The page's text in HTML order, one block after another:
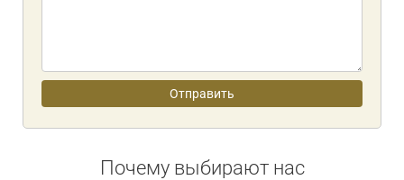
Почему выбирают нас